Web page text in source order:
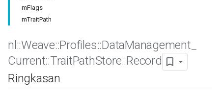
mFlags
mTraitPath
nl ::Weave::Profiles::DataManagement
Current::TraitPathStore::Record
Ringkasan